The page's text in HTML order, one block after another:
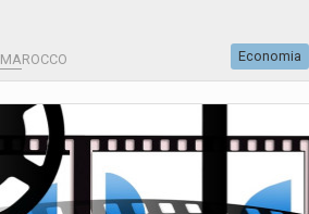
MAROCCO Economia